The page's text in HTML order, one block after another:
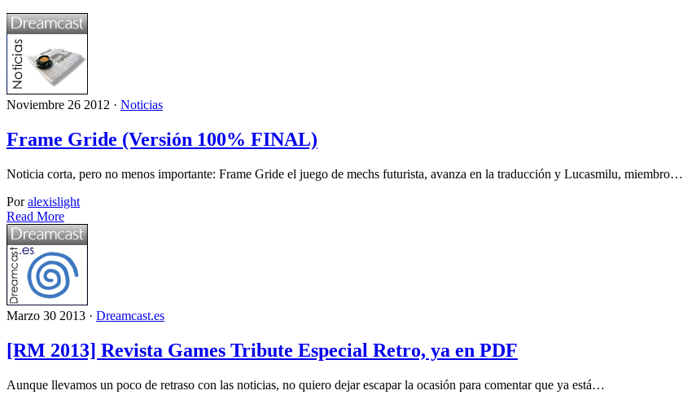
Noviembre 26 2012 · Noticias
Frame Gride (Versión 100% FINAL)
Noticia corta, pero no menos importante: Frame Gride el juego de mechs futurista, avanza en la traducción y Lucasmilu, miembro…
Poralexislight
Read More
Marzo 30 2013 · Dreamcast.es
[RM 2013] Revista Games Tribute Especial Retro, ya en PDF
Aunque llevamos un poco de retraso con las noticias, no quiero dejar escapar la ocasión para comentar que ya está…